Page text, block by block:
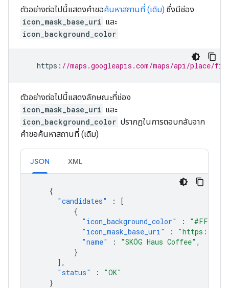
ตัวอย่างต่อไปนี้แสดงคำขอค้นหาสถานที่ (เดิม) ซึ่งมีช่อง
icon_mask_base_uri และ
icon_background_color
https : //maps.googleapis.com/maps/api/place/
ตัวอย่างต่อไปนี้แสดงลักษณะที่ช่อง
icon_mask_base_uri และ
icon_background_color ปรากฏในการตอบกลับจาก
คำขอค้นหาสถานที่ (เดิม)
JSON XML
{
"candidates"
:
[
{
"icon_background_color"
:
"#FF9E67"
"icon_mask_base_uri"
:
"https://
"name"
: "SKÖG Haus Coffee" ,
}
],
"status"
:
"OK"
}